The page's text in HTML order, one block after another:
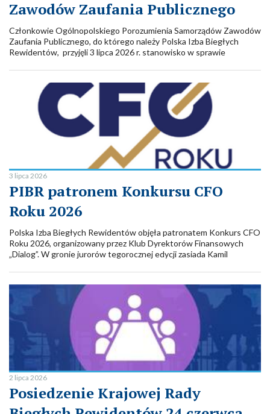
Zawodów Zaufania Publicznego
Członkowie Ogólnopolskiego Porozumienia Samorządów Zawodów
Zaufania Publicznego, do którego należy Polska Izba Biegłych
Rewidentów, przyjęli 3 lipca 2026 r. stanowisko w sprawie
oraz społecznego zaufania do tych zawodów. Zachęcamy do
zapoznania się jego treścią.
3 lipca 2026
PIBR patronem Konkursu CFO
Roku 2026
Polska Izba Biegłych Rewidentów objęła patronatem Konkurs CFO
Roku 2026, organizowany przez Klub Dyrektorów Finansowych
„Dialog”. W gronie jurorów tegorocznej edycji zasiada Kamil
finałowa Konkursu odbędzie się 25 września 2026 r. na Giełdzie
Papierów Wartościowych w Warszawie, a poprzedzi ją konferencja
„CFO 2026: decyzje między odpornością a wzrostem”.
2 lipca 2026
Posiedzenie Krajowej Rady